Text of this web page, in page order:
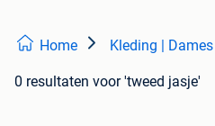
Home Kleding | Dames
0 resultaten voor 'tweed jasje'